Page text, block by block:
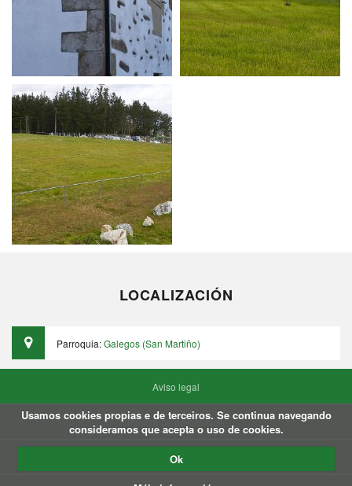
LOCALIZACIÓN
Parroquia:Galegos (San Martiño)
Aviso legal
Política de privacidade
Política de Cookies
Usamos cookies propias e de terceiros. Se continua navegando
consideramos que acepta o uso de cookies.
Ok